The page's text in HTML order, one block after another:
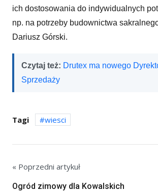
ich dostosowania do indywidualnych
np. na potrzeby budownictwa
Dariusz Górski.
Czytaj też: Drutex ma nowego
Sprzedaży
Tagi wiesci
« Poprzedni artykuł
Ogród zimowy dla Kowalskich